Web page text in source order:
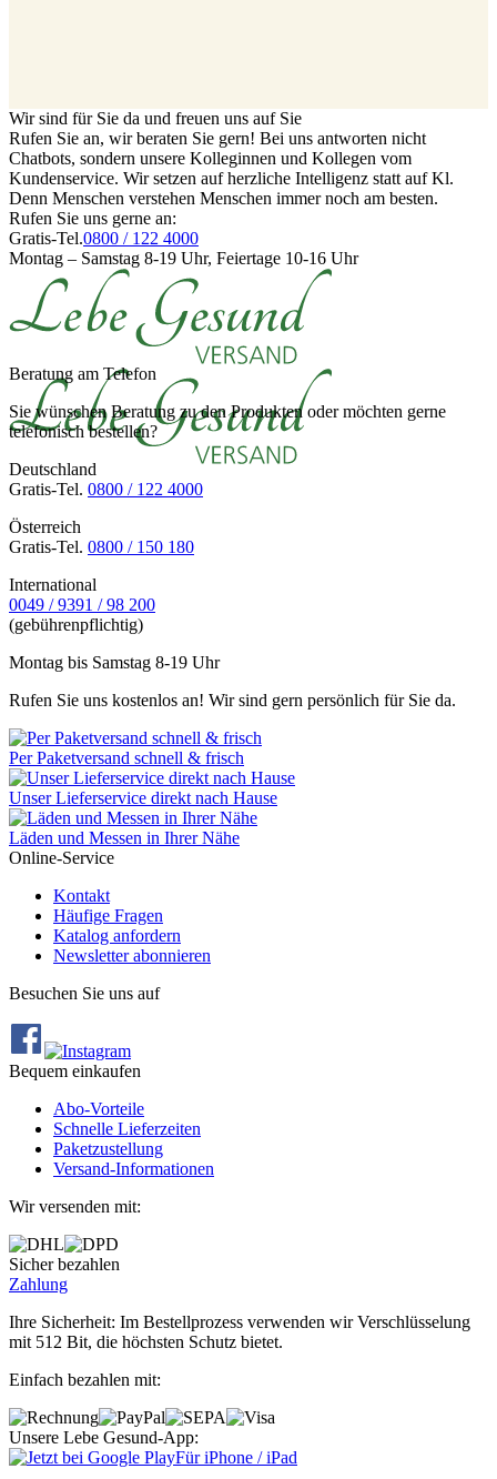
Wir sind für Sie da und freuen uns auf Sie
Rufen Sie an, wir beraten Sie gern! Bei uns antworten nicht
Chatbots, sondern unsere Kolleginnen und Kollegen vom
Kundenservice. Wir setzen auf herzliche Intelligenz statt auf Kl.
Denn Menschen verstehen Menschen immer noch am besten.
Rufen Sie uns gerne an:
Gratis-Tel.0800 / 122 4000
Montag – Samstag 8-19 Uhr, Feiertage 10-16 Uhr
Beratung am Telefon
Sie wünschen Beratung zu den Produkten oder möchten gerne
telefonisch bestellen?
Deutschland
Gratis-Tel. 0800 / 122 4000
Österreich
Gratis-Tel. 0800 / 150 180
International
0049 / 9391 / 98 200
(gebührenpflichtig)
Montag bis Samstag 8-19 Uhr
Rufen Sie uns kostenlos an! Wir sind gern persönlich für Sie da.
Per Paketversand schnell & frisch
Unser Lieferservice direkt nach Hause
Läden und Messen in Ihrer Nähe
Online-Service
Kontakt
Häufige Fragen
Katalog anfordern
Newsletter abonnieren
Besuchen Sie uns auf
Bequem einkaufen
Abo‐Vorteile
Schnelle Lieferzeiten
Paketzustellung
Versand‐Informationen
Wir versenden mit:
Sicher bezahlen
Zahlung
Ihre Sicherheit: Im Bestellprozess verwenden wir Verschlüsselung
mit 512 Bit, die höchsten Schutz bietet.
Einfach bezahlen mit:
Unsere Lebe Gesund-App:
Für iPhone / iPad